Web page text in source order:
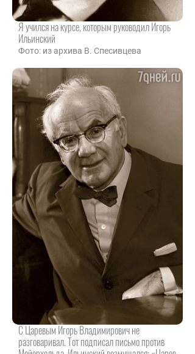
Я учился на курсе, которым руководил Игорь
Ильинский
Фото: из архива В. Спесивцева
С Царевым Игорь Владимирович не
разговаривал. Тот подписал письмо против